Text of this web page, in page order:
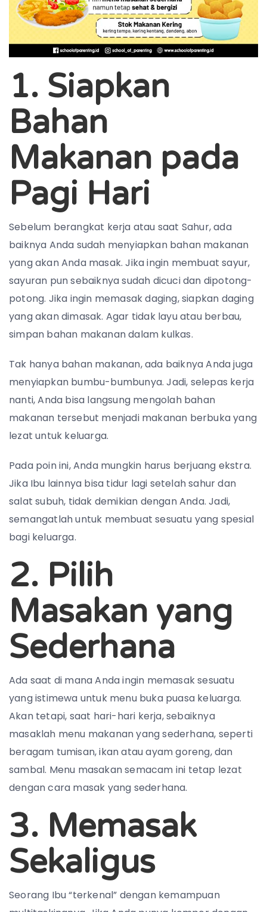
1. Siapkan
Bahan
Makanan pada
Pagi Hari
Sebelum berangkat kerja atau saat Sahur, ada
baiknya Anda sudah menyiapkan bahan makanan
yang akan Anda masak. Jika ingin membuat sayur,
sayuran pun sebaiknya sudah dicuci dan dipotong-
potong. Jika ingin memasak daging, siapkan daging
yang akan dimasak. Agar tidak layu atau berbau,
simpan bahan makanan dalam kulkas.
Tak hanya bahan makanan, ada baiknya Anda juga
menyiapkan bumbu-bumbunya. Jadi, selepas kerja
nanti, Anda bisa langsung mengolah bahan
makanan tersebut menjadi makanan berbuka yang
lezat untuk keluarga.
Pada poin ini, Anda mungkin harus berjuang ekstra.
Jika Ibu lainnya bisa tidur lagi setelah sahur dan
salat subuh, tidak demikian dengan Anda. Jadi,
semangatlah untuk membuat sesuatu yang spesial
bagi keluarga.
2. Pilih
Masakan yang
Sederhana
Ada saat di mana Anda ingin memasak sesuatu
yang istimewa untuk menu buka puasa keluarga.
Akan tetapi, saat hari-hari kerja, sebaiknya
masaklah menu makanan yang sederhana, seperti
beragam tumisan, ikan atau ayam goreng, dan
sambal. Menu masakan semacam ini tetap lezat
dengan cara masak yang sederhana.
3. Memasak
Sekaligus
Seorang Ibu “terkenal” dengan kemampuan